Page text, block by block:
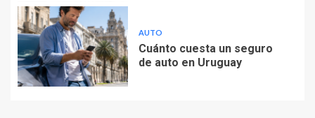
AUTO
Cuánto cuesta un seguro
de auto en Uruguay